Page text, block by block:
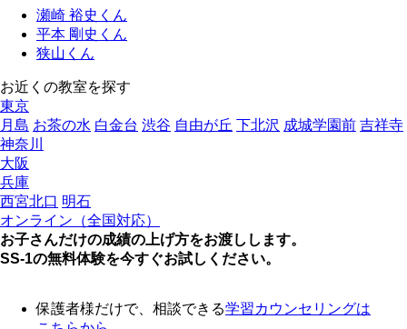
瀬崎 裕史くん
平本 剛史くん
狭山くん
お近くの教室を探す
東京
月島 お茶の水 白金台 渋谷 自由が丘 下北沢 成城学園前 吉祥寺
神奈川
大阪
兵庫
西宮北口 明石
オンライン（全国対応）
お子さんだけの成績の上げ方をお渡しします。
SS-1の無料体験を今すぐお試しください。
保護者様だけで、相談できる学習カウンセリングは